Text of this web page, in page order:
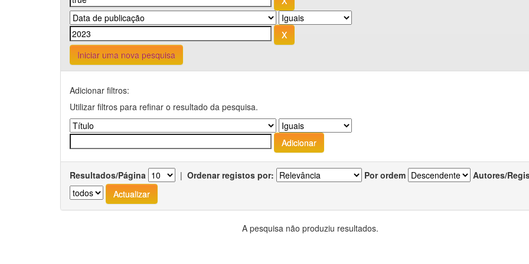
Iniciar uma nova pesquisa
Adicionar filtros:
Utilizar filtros para refinar o resultado da pesquisa.
Resultados/Página | Ordenar registos por: Por ordem Autores/
A pesquisa não produziu resultados.